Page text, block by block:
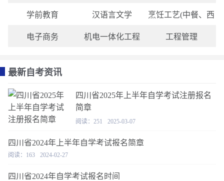
学前教育 汉语言文学 烹饪工艺(中餐、西
电子商务 机电一体化工程 工程管理
最新自考资讯
四川省2025年上半年自学考试注册报名
简章
阅读：251 2025-03-07
四川省2024年上半年自学考试报名简章
阅读：163 2024-02-27
四川省2024年自学考试报名时间